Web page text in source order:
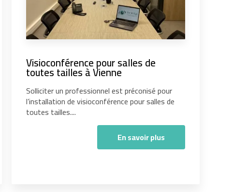
Visioconférence pour salles de
toutes tailles à Vienne
Solliciter un professionnel est préconisé pour
l’installation de visioconférence pour salles de
toutes tailles....
En savoir plus